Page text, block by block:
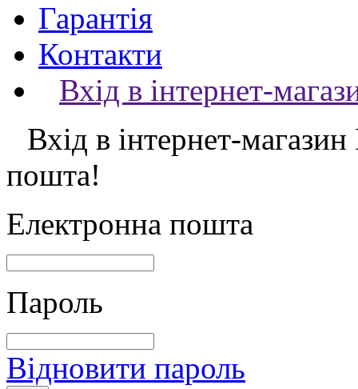
Гарантія
Контакти
Вхід в інтернет-
Вхід в інтернет-магазин
пошта!
Електронна пошта
Пароль
Відновити пароль